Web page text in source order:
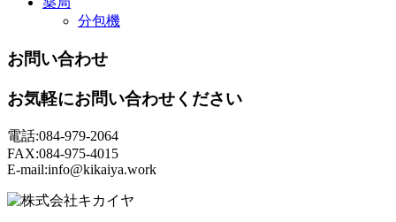
分包機
お問い合わせ
お気軽にお問い合わせください
電話:084-979-2064
FAX:084-975-4015
E-mail:info@kikaiya.work